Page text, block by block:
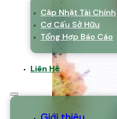
Cập Nhật Tài Chính
Cơ Cấu Sở Hữu
Tổng Hợp Báo Cáo
Liên Hệ